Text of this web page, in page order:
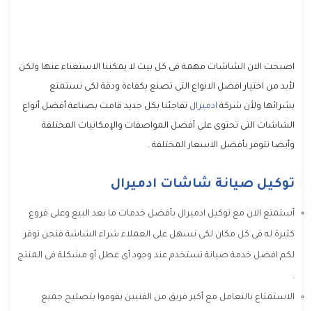
اصبحت الان الشاشات مهمة فى كل بيت لا يمكننا الاستغناء عنها ولكن
لأبد من اختيار افضل الانواع التى تصنع بكفاءة ودقة لكى نستمتع
بشرائها ولأن شركة ادميرال تفاجئنا بكل جديد قامت بصناعة أفضل أنواع
الشاشات التى تحتوى على أفضل المواصفات والإمكانيات المختلفة
وأيضا تتوفر بأفضل الاسعار المختلفة .
توكيل صيانة شاشات ادميرال
أستمتع الان مع توكيل ادميرال بأفضل خدمات ما بعد البيع وعلى فروع
كثيرة له فى كل مكان لكى نسهل على العملاء شراء الشاشة فنحن نوفر
لكم افضل خدمة صيانة تستخدم عند وجود أى عطل أو مشكلة فى المنتج
.
الاستمتاع بالتعامل مع أكبر فريق من الفنيين يقوموا بتصليح جميع